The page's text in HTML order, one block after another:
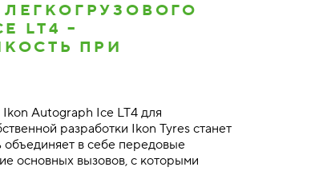
LT4 –
ПРИ
Autograph Ice LT4 для
разработки Ikon Tyres станет
в себе передовые
основных вызовов, с которыми